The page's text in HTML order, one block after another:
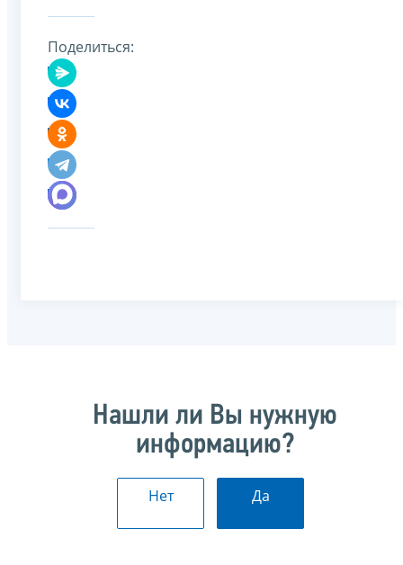
Поделиться:
Нашли ли Вы нужную
информацию?
Нет Да